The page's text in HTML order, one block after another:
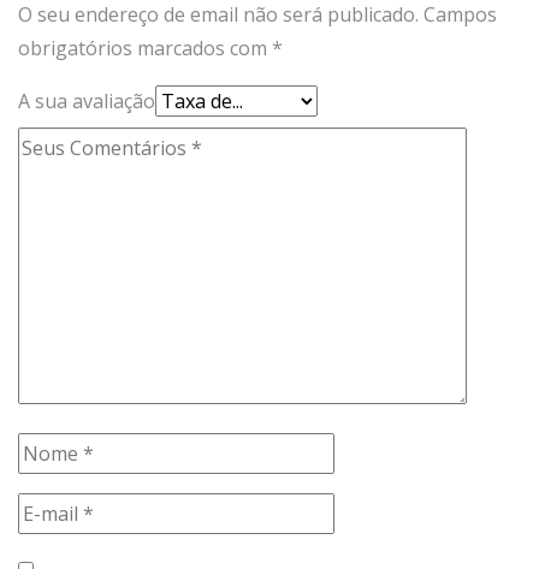
O seu endereço de email não será publicado. Campos
obrigatórios marcados com *
A sua avaliação